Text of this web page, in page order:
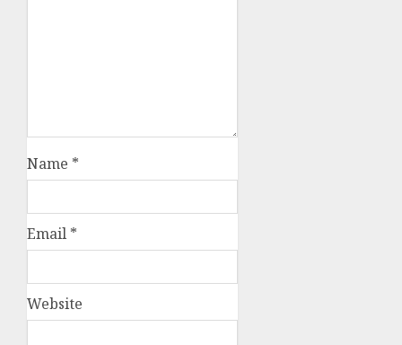
Name *
Email *
Website